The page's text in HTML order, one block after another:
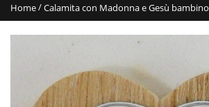
Home/Calamita con Madonna e Gesù bambino